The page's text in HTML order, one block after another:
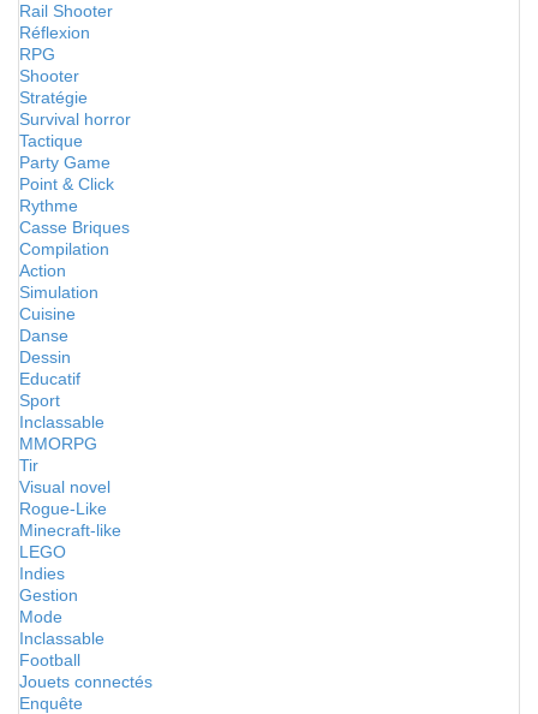
Rail Shooter
Réflexion
RPG
Shooter
Stratégie
Survival horror
Tactique
Party Game
Point & Click
Rythme
Casse Briques
Compilation
Action
Simulation
Cuisine
Danse
Dessin
Educatif
Sport
Inclassable
MMORPG
Tir
Visual novel
Rogue-Like
Minecraft-like
LEGO
Indies
Gestion
Mode
Inclassable
Football
Jouets connectés
Enquête